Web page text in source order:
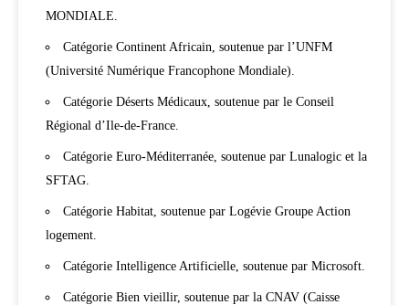
MONDIALE.
Catégorie Continent Africain, soutenue par l’UNFM
(Université Numérique Francophone Mondiale).
Catégorie Déserts Médicaux, soutenue par le Conseil
Régional d’Ile-de-France.
Catégorie Euro-Méditerranée, soutenue par Lunalogic et la
SFTAG.
Catégorie Habitat, soutenue par Logévie Groupe Action
logement.
Catégorie Intelligence Artificielle, soutenue par Microsoft.
Catégorie Bien vieillir, soutenue par la CNAV (Caisse